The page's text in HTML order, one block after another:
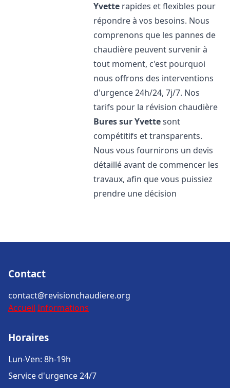
Yvette rapides et flexibles pour
répondre à vos besoins. Nous
comprenons que les pannes de
chaudière peuvent survenir à
tout moment, c'est pourquoi
nous offrons des interventions
d'urgence 24h/24, 7j/7. Nos
tarifs pour la révision chaudière
Bures sur Yvettesont
compétitifs et transparents.
Nous vous fournirons un devis
détaillé avant de commencer les
travaux, afin que vous puissiez
prendre une décision
Contact
contact@revisionchaudiere.org
Accueil Informations
Horaires
Lun-Ven: 8h-19h
Service d'urgence 24/7